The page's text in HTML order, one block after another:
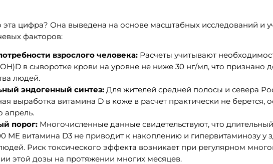
цифра? Она выведена на основе масштабных исследований и
факторов:
взрослого человека: Расчеты учитывают
в сыворотке крови на уровне не ниже 30 нг/мл, что признано
людей.
эндогенный синтез: Для жителей средней полосы и севера
выработка витамина D в коже в расчет практически не берется,
апрель.
порог: Многочисленные данные свидетельствуют, что
МЕ витамина D3 не приводит к накоплению и гипервитаминозу у
Риск токсического эффекта возникает при регулярном
этой дозы на протяжении многих месяцев.